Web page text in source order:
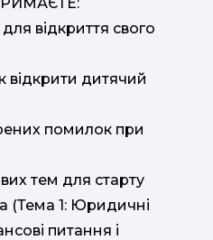
відкриття свого
відкрити дитячий
помилок при
тем для старту
(Тема 1: Юридичні
питання і